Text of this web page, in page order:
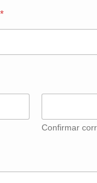
*
Confirmar